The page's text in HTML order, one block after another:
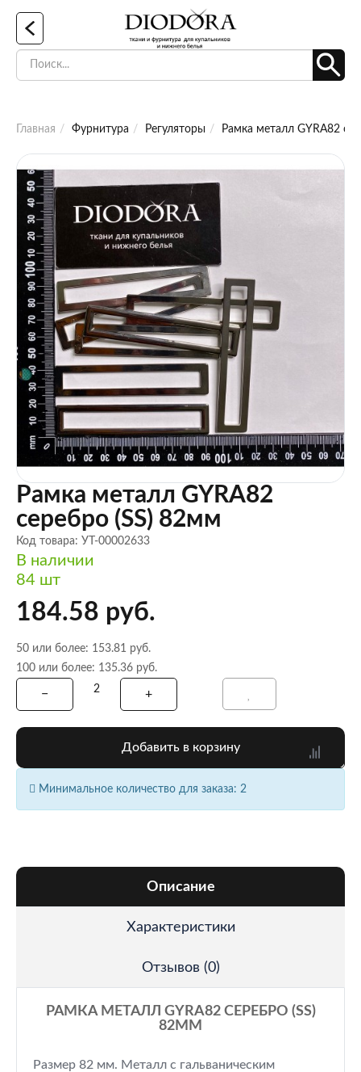
Главная Фурнитура Регуляторы Рамка металл GYRA82
Рамка металл GYRA82
серебро (SS) 82мм
Код товара: УТ-00002633
В наличии
84 шт
184.58 руб.
50 или более: 153.81 руб.
100 или более: 135.36 руб.
Добавить в корзину
Минимальное количество для заказа: 2
Описание
Характеристики
Отзывов (0)
РАМКА МЕТАЛЛ GYRA82 СЕРЕБРО (SS)
82ММ
Размер 82 мм. Металл с гальваническим